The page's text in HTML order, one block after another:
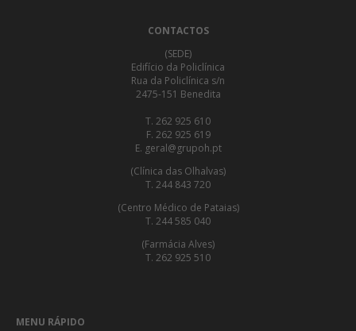
CONTACTOS
(SEDE)
Edifício da Policlínica
Rua da Policlínica s/n
2475-151 Benedita
T. 262 925 610
F. 262 925 619
E. geral@grupoh.pt
(Clínica das Olhalvas)
T. 244 843 720
(Centro Médico de Pataias)
T. 244 585 040
(Farmácia Alves)
T. 262 925 510
MENU RÁPIDO